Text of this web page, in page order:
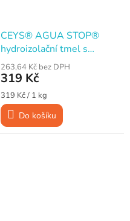
CEYS® AGUA STOP®
hydroizolační tmel s
vlákny, šedý, 1 kg
263,64 Kč bez DPH
319 Kč
Měrná
cena:
319 Kč / 1 kg
Do košíku